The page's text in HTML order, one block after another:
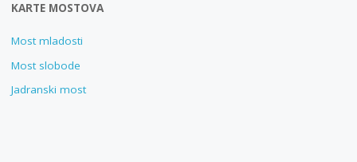
KARTE MOSTOVA
Most mladosti
Most slobode
Jadranski most